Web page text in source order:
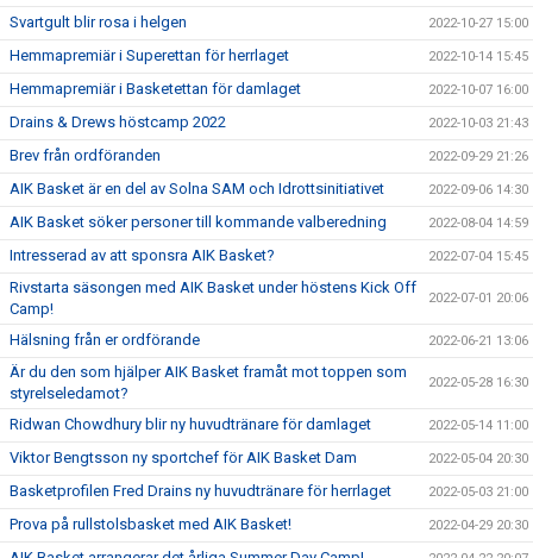
Svartgult blir rosa i helgen 2022-10-27 15:00
Hemmapremiär i Superettan för herrlaget 2022-10-14 15:45
Hemmapremiär i Basketettan för damlaget 2022-10-07 16:00
Drains & Drews höstcamp 2022 2022-10-03 21:43
Brev från ordföranden 2022-09-29 21:26
AIK Basket är en del av Solna SAM och Idrottsinitiativet 2022-09-06 14:30
AIK Basket söker personer till kommande valberedning 2022-08-04 14:59
Intresserad av att sponsra AIK Basket? 2022-07-04 15:45
Rivstarta säsongen med AIK Basket under höstens Kick Off
Camp!
2022-07-01 20:06
Hälsning från er ordförande 2022-06-21 13:06
Är du den som hjälper AIK Basket framåt mot toppen som
styrelseledamot?
2022-05-28 16:30
Ridwan Chowdhury blir ny huvudtränare för damlaget 2022-05-14 11:00
Viktor Bengtsson ny sportchef för AIK Basket Dam 2022-05-04 20:30
Basketprofilen Fred Drains ny huvudtränare för herrlaget 2022-05-03 21:00
Prova på rullstolsbasket med AIK Basket! 2022-04-29 20:30